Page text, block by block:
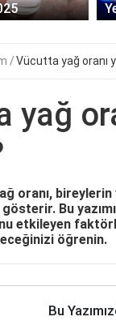
Vücutta yağ oranı
yağ
oranı,
Bu
etkileyen
öğrenin.
Bu